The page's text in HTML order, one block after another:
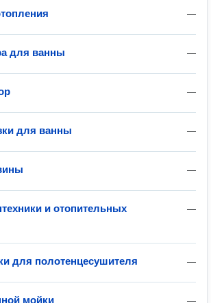
—
—
для ванны
—
—
для ванны
—
—
и отопительных
—
для полотенцесушителя
—
мойки